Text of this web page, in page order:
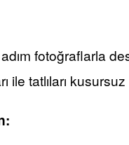
fotoğraflarla
tatlıları